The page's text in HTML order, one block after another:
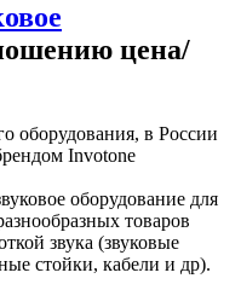
цена/
оборудования, в России
Invotone
оборудование для
товаров
звука (звуковые
стойки, кабели и др).